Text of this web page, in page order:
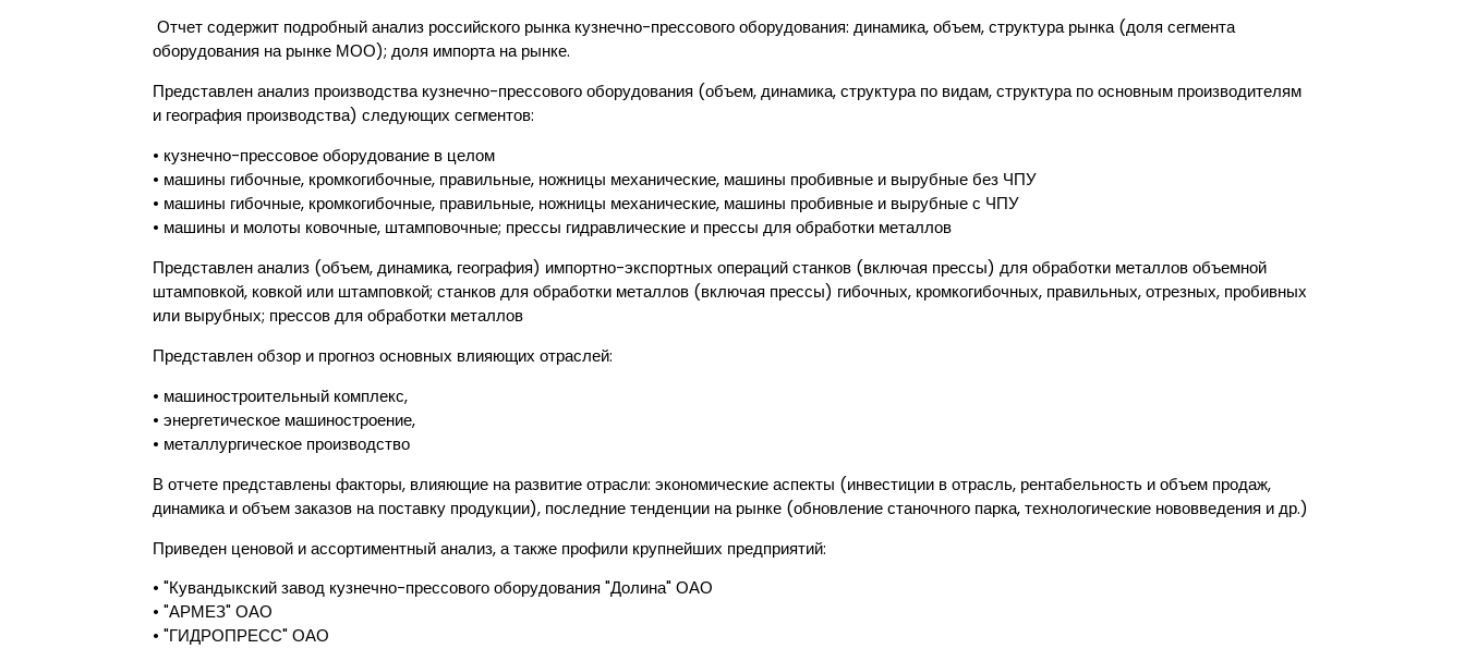
Отчет содержит подробный анализ российского рынка кузнечно-прессового оборудования: динамика, объем, структура рынка (доля сегмента
оборудования на рынке МОО); доля импорта на рынке.
Представлен анализ производства кузнечно-прессового оборудования (объем, динамика, структура по видам, структура по основным производителям
и география производства) следующих сегментов:
• кузнечно-прессовое оборудование в целом
• машины гибочные, кромкогибочные, правильные, ножницы механические, машины пробивные и вырубные без ЧПУ
• машины гибочные, кромкогибочные, правильные, ножницы механические, машины пробивные и вырубные с ЧПУ
• машины и молоты ковочные, штамповочные; прессы гидравлические и прессы для обработки металлов
Представлен анализ (объем, динамика, география) импортно-экспортных операций станков (включая прессы) для обработки металлов объемной
штамповкой, ковкой или штамповкой; станков для обработки металлов (включая прессы) гибочных, кромкогибочных, правильных, отрезных, пробивных
или вырубных; прессов для обработки металлов
Представлен обзор и прогноз основных влияющих отраслей:
• машиностроительный комплекс,
• энергетическое машиностроение,
• металлургическое производство
В отчете представлены факторы, влияющие на развитие отрасли: экономические аспекты (инвестиции в отрасль, рентабельность и объем продаж,
динамика и объем заказов на поставку продукции), последние тенденции на рынке (обновление станочного парка, технологические нововведения и др.)
Приведен ценовой и ассортиментный анализ, а также профили крупнейших предприятий:
• "Кувандыкский завод кузнечно-прессового оборудования "Долина" ОАО
• "АРМЕЗ" ОАО
• "ГИДРОПРЕСС" ОАО